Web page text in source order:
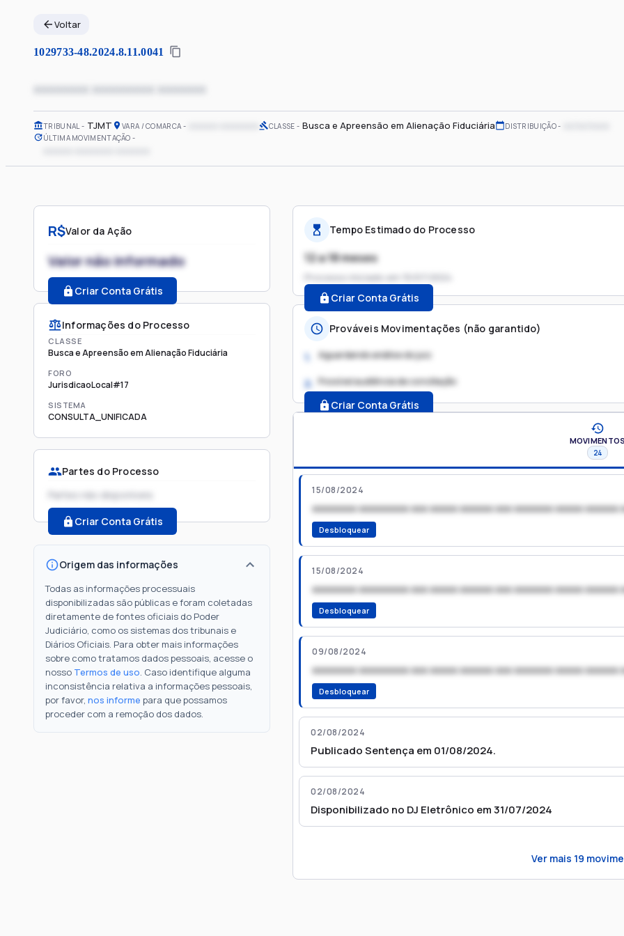
Voltar
1029733-48.2024.8.11.0041
xxxxxxxx xxxxxxxxx xxxxxxx
TRIBUNAL TJMT VARA / COMARCA CLASSE Busca e Apreensão em Alienação Fiduciária DISTRIBUIÇÃO
ÚLTIMA MOVIMENTAÇÃO
R$Valor da Ação
Valor não informado
Criar Conta Grátis
Informações do Processo
CLASSE
Busca e Apreensão em Alienação Fiduciária
FORO
JurisdicaoLocal#17
SISTEMA
CONSULTA_UNIFICADA
Partes do Processo
Partes não disponíveis
Criar Conta Grátis
Origem das informações
Todas as informações processuais
disponibilizadas são públicas e foram coletadas
diretamente de fontes oficiais do Poder
Judiciário, como os sistemas dos tribunais e
Diários Oficiais. Para obter mais informações
sobre como tratamos dados pessoais, acesse o
nosso Termos de uso. Caso identifique alguma
inconsistência relativa a informações pessoais,
por favor, nos informe para que possamos
proceder com a remoção dos dados.
Tempo Estimado do Processo
12 a 18 meses
Processo iniciado em
Criar Conta Grátis
Prováveis Movimentações (não garantido)
1. Aguardando análise do juiz
2. Possível audiência de conciliação
Criar Conta Grátis
MOVIMENTOS
24
15/08/2024
xxxxxxxx xxxxxxxxx xxx xxxxx xxxxxx xxx xxxxxxx xxxxx xxxxxx
Desbloquear
15/08/2024
xxxxxxxx xxxxxxxxx xxx xxxxx xxxxxx xxx xxxxxxx xxxxx xxxxxx
Desbloquear
09/08/2024
xxxxxxxx xxxxxxxxx xxx xxxxx xxxxxx xxx xxxxxxx xxxxx xxxxxx
Desbloquear
02/08/2024
Publicado Sentença em 01/08/2024.
02/08/2024
Disponibilizado no DJ Eletrônico em 31/07/2024
Ver mais 19